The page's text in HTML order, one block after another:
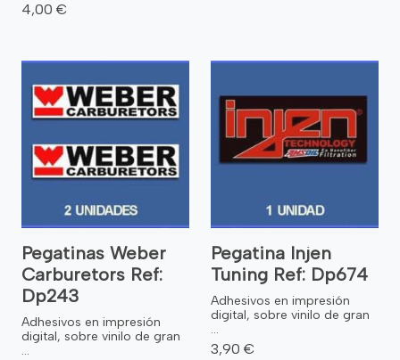
4,00 €
Pegatinas Weber
Carburetors Ref:
Dp243
Adhesivos en impresión
digital, sobre vinilo de gran
...
Pegatina Injen
Tuning Ref: Dp674
Adhesivos en impresión
digital, sobre vinilo de gran
...
3,90 €